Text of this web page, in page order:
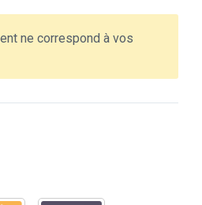
ne correspond à vos